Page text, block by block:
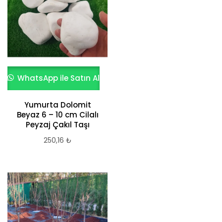
WhatsApp ile Satın Al
Yumurta Dolomit
Beyaz 6 – 10 cm Cilalı
Peyzaj Çakıl Taşı
250,16 ₺